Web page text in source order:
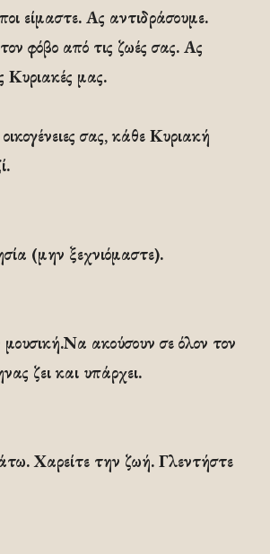
είμαστε. Ας αντιδράσουμε.
φόβο από τις ζωές σας. Ας
Κυριακές μας.
σας, κάθε Κυριακή
(μην ξεχνιόμαστε).
ακούσουν σε όλον τον
ζει και υπάρχει.
Χαρείτε την ζωή. Γλεντήστε